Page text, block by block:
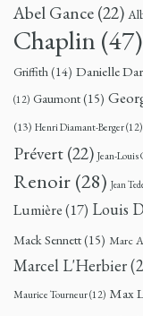
Abel Gance(22)
Chaplin(47)
Griffith(14) Danielle
(12) Gaumont(15)
(13) Henri Diamant-Berger(12)
Prévert(22) Jean-Louis
Renoir (28) Jean
Lumière(17) Louis
Mack Sennett(15) Marc
Marcel L'Herbier
Maurice Tourneur(12) Max